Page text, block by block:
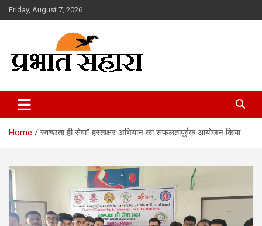
Skip
to
Friday, August 7, 2026
Prabhat Sahara
Home स्वच्छता ही सेवा” हस्ताक्षर अभियान का सफलतापूर्वक आयोजन किया